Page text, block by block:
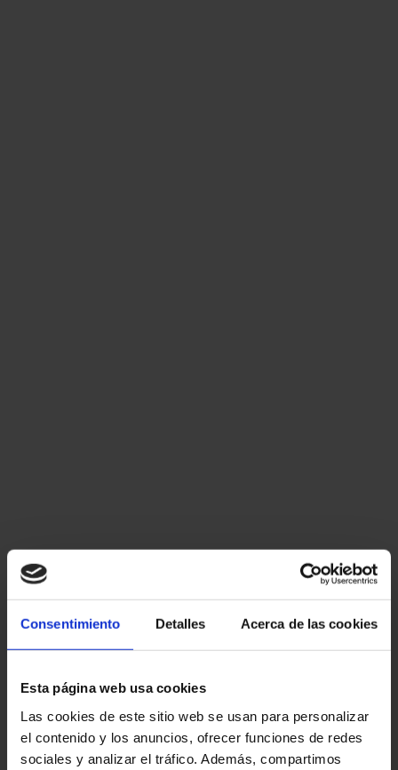
Consentimiento Detalles Acerca de las cookies
Esta página web usa cookies
Las cookies de este sitio web se usan para personalizar
el contenido y los anuncios, ofrecer funciones de redes
sociales y analizar el tráfico. Además, compartimos